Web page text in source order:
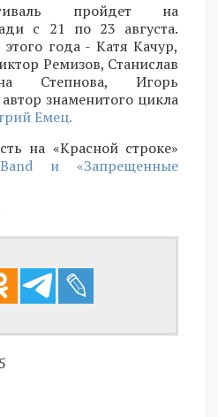
пройдет на
с 21 по 23 августа.
года - Катя Качур,
Ремизов, Станислав
Степнова, Игорь
знаменитого цикла
Емец.
на «Красной строке»
и «Запрещенные